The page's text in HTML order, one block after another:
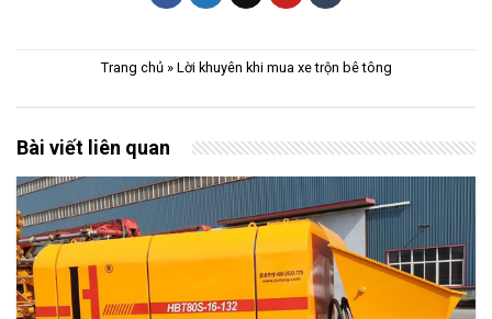
Trang chủ» Lời khuyên khi mua xe trộn bê tông
Bài viết liên quan